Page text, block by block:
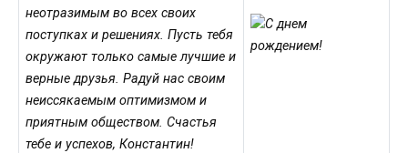
неотразимым во всех своих
поступках и решениях. Пусть тебя
окружают только самые лучшие и
верные друзья. Радуй нас своим
неиссякаемым оптимизмом и
приятным обществом. Счастья
тебе и успехов, Константин!